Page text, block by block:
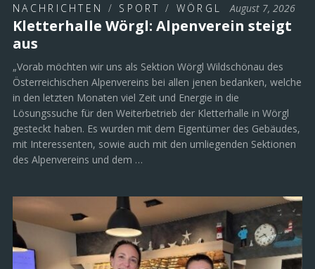
NACHRICHTEN / SPORT / WÖRGL August 7, 2026
Kletterhalle Wörgl: Alpenverein steigt
aus
„Vorab möchten wir uns als Sektion Wörgl Wildschönau des
Österreichischen Alpenvereins bei allen jenen bedanken, welche
in den letzten Monaten viel Zeit und Energie in die
Lösungssuche für den Weiterbetrieb der Kletterhalle in Wörgl
gesteckt haben. Es wurden mit dem Eigentümer des Gebäudes,
mit Interessenten, sowie auch mit den umliegenden Sektionen
des Alpenvereins und dem …